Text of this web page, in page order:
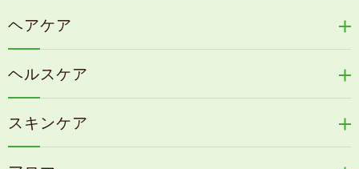
ヘアケア
冷感育毛エッセンス
リリィジュミスト
ヘルスケア
スキンケア